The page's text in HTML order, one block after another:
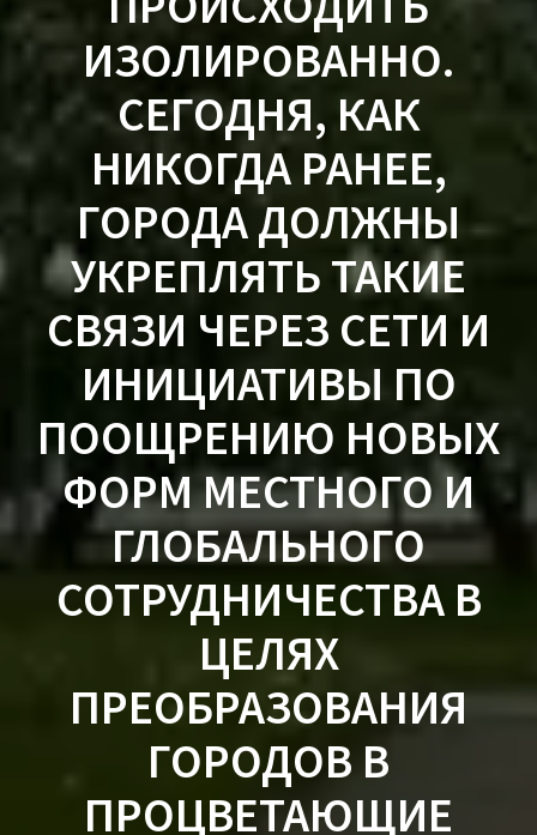
ИЗОЛИРОВАННО.
СЕГОДНЯ, КАК
НИКОГДА РАНЕЕ,
ГОРОДА ДОЛЖНЫ
УКРЕПЛЯТЬ ТАКИЕ
СВЯЗИ ЧЕРЕЗ СЕТИ И
ИНИЦИАТИВЫ ПО
ПООЩРЕНИЮ НОВЫХ
ФОРМ МЕСТНОГО И
ГЛОБАЛЬНОГО
СОТРУДНИЧЕСТВА В
ЦЕЛЯХ
ПРЕОБРАЗОВАНИЯ
ГОРОДОВ В
ПРОЦВЕТАЮЩИЕ